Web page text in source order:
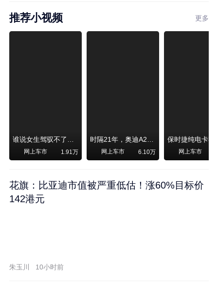
推荐小视频 更多
谁说女生驾驭不了大SUV？看我开问界M6驰骋坝上草原！
网上车市 1.91万
时隔21年，奥迪A2强势归来！
网上车市 6.10万 网上车市
花旗：比亚迪市值被严重低估！涨60%目标价
142港元
朱玉川 10小时前